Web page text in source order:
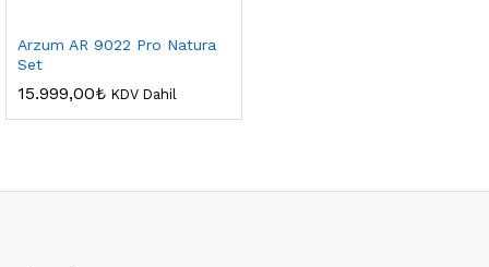
Arzum AR 9022 Pro Natura
Set
15.999,00₺ KDV Dahil